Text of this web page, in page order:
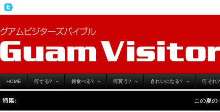
HOME 何する? 何食べる? 何買う? きれいになる? 何それ?
特集: この夏の グアム旅行を 躊躇し